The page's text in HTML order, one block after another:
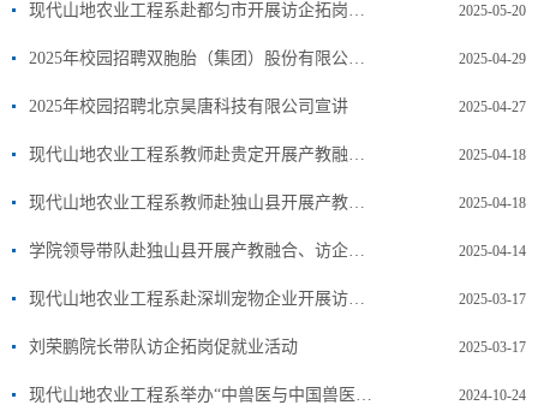
2025-05-20
2025-04-29
2025年校园招聘北京昊唐科技有限公司宣讲 2025-04-27
2025-04-18
2025-04-18
2025-04-14
2025-03-17
刘荣鹏院长带队访企拓岗促就业活动 2025-03-17
2024-10-24